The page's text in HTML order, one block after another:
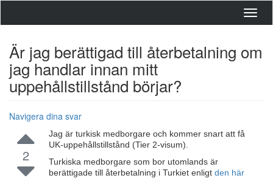
Är jag berättigad till återbetalning om
jag handlar innan mitt
uppehållstillstånd börjar?
Navigera dina svar
2
Jag är turkisk medborgare och kommer snart att få
UK-uppehållstillstånd (Tier 2-visum).
Turkiska medborgare som bor utomlands är
berättigade till återbetalning i Turkiet enligt den här